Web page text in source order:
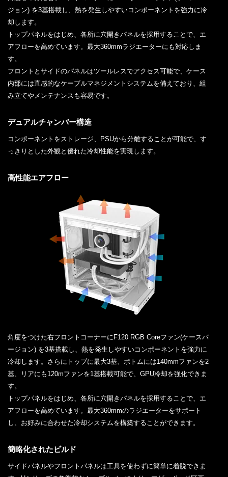
ジョン) を3基搭載し、熱を発生しやすいコンポーネントを強力に冷
却します。
トップパネルをはじめ、各所に穴開きパネルを採用することで、エ
アフローを高めています。最大360mmラジエーターにも対応しま
す。
フロントとサイドのパネルはツールレスでアクセス可能で、ケース
内部には直感的なケーブルマネジメントシステムを備えており、組
み立てやメンテナンスも容易です。
デュアルチャンバー構造
コンポーネントをストレージ、PSUから分離することが可能で、す
っきりとした外観と優れた冷却性能を実現します。
高性能エアフロー
角度をつけた右フロントコーナーにF120 RGB Coreファン(ケースバ
ージョン) を3基搭載し、熱を発生しやすいコンポーネントを強力に
冷却します。さらにトップに最大3基、ボトムには140mmファンを2
基、リアにも120mファンを1基搭載可能で、GPU冷却を強化できま
す。
トップパネルをはじめ、各所に穴開きパネルを採用することで、エ
アフローを高めています。最大360mmのラジエーターをサポート
し、お好みに合わせた冷却システムを構築することができます。
簡略化されたビルド
サイドパネルやフロントパネルは工具を使わずに簡単に着脱できま